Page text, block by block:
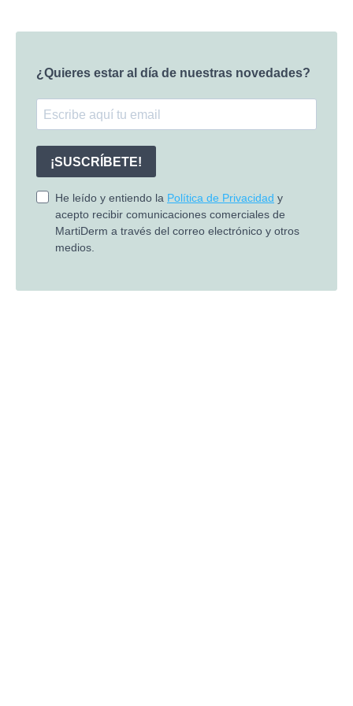
¿Quieres estar al día de nuestras novedades?
¡SUSCRÍBETE!
He leído y entiendo la Política de Privacidad y
acepto recibir comunicaciones comerciales de
MartiDerm a través del correo electrónico y otros
medios.